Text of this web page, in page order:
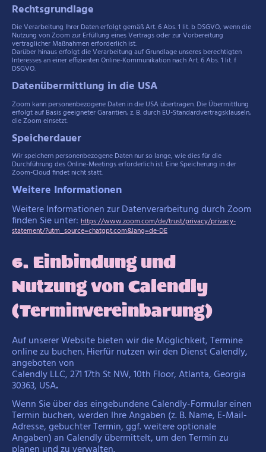
Rechtsgrundlage
Die Verarbeitung Ihrer Daten erfolgt gemäß Art. 6 Abs. 1 lit. b DSGVO, wenn die
Nutzung von Zoom zur Erfüllung eines Vertrags oder zur Vorbereitung
vertraglicher Maßnahmen erforderlich ist.
Darüber hinaus erfolgt die Verarbeitung auf Grundlage unseres berechtigten
Interesses an einer effizienten Online-Kommunikation nach Art. 6 Abs. 1 lit. f
DSGVO.
Datenübermittlung in die USA
Zoom kann personenbezogene Daten in die USA übertragen. Die Übermittlung
erfolgt auf Basis geeigneter Garantien, z. B. durch EU-Standardvertragsklauseln,
die Zoom einsetzt.
Speicherdauer
Wir speichern personenbezogene Daten nur so lange, wie dies für die
Durchführung des Online-Meetings erforderlich ist. Eine Speicherung in der
Zoom-Cloud findet nicht statt.
Weitere Informationen
Weitere Informationen zur Datenverarbeitung durch Zoom
finden Sie unter: https://www.zoom.com/de/trust/privacy/privacy-
statement/?utm_source=chatgpt.com&lang=de-DE
6. Einbindung und
Nutzung von Calendly
(Terminvereinbarung)
Auf unserer Website bieten wir die Möglichkeit, Termine
online zu buchen. Hierfür nutzen wir den Dienst Calendly,
angeboten von
Calendly LLC, 271 17th St NW, 10th Floor, Atlanta, Georgia
30363, USA.
Wenn Sie über das eingebundene Calendly-Formular einen
Termin buchen, werden Ihre Angaben (z. B. Name, E-Mail-
Adresse, gebuchter Termin, ggf. weitere optionale
Angaben) an Calendly übermittelt, um den Termin zu